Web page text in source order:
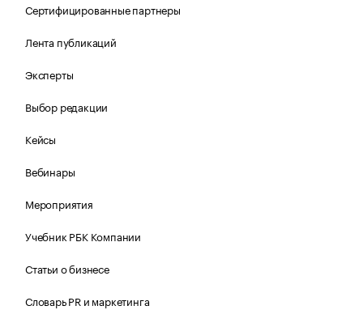
Сертифицированные партнеры
Лента публикаций
Эксперты
Выбор редакции
Кейсы
Вебинары
Мероприятия
Учебник РБК Компании
Статьи о бизнесе
Словарь PR и маркетинга